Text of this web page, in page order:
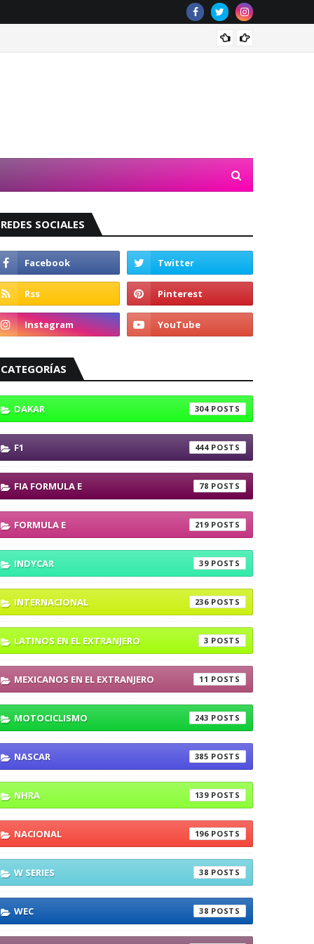
REDES SOCIALES
CATEGORÍAS
DAKAR 304
F1 444
FIA FORMULA E 78
FORMULA E 219
INDYCAR 39
INTERNACIONAL 236
LATINOS EN EL EXTRANJERO 3
MEXICANOS EN EL EXTRANJERO 11
MOTOCICLISMO 243
NASCAR 385
NHRA 139
NACIONAL 196
W SERIES 38
WEC 38